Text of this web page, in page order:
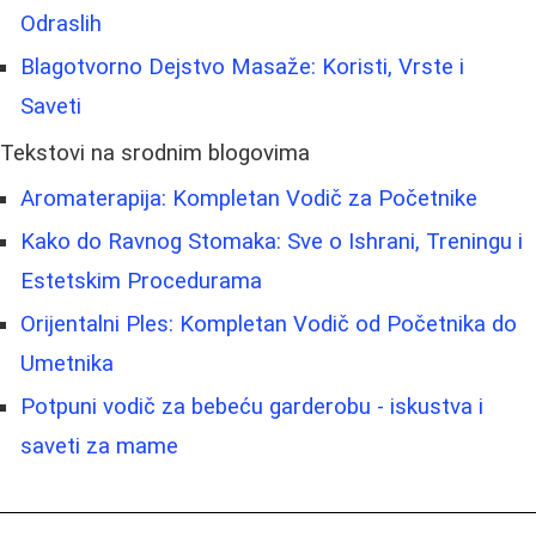
Odraslih
Blagotvorno Dejstvo Masaže: Koristi, Vrste i
Saveti
Tekstovi na srodnim blogovima
Aromaterapija: Kompletan Vodič za Početnike
Kako do Ravnog Stomaka: Sve o Ishrani, Treningu i
Estetskim Procedurama
Orijentalni Ples: Kompletan Vodič od Početnika do
Umetnika
Potpuni vodič za bebeću garderobu - iskustva i
saveti za mame